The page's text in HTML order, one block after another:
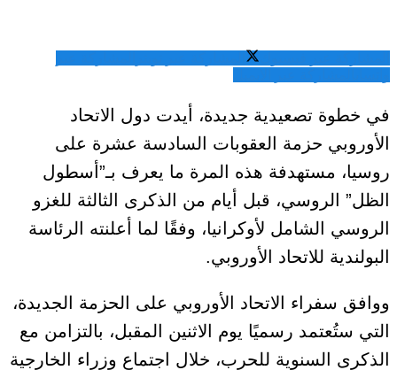
في خطوة تصعيدية جديدة، أيدت دول الاتحاد
الأوروبي حزمة العقوبات السادسة عشرة على
روسيا، مستهدفة هذه المرة ما يعرف بـ”أسطول
الظل” الروسي، قبل أيام من الذكرى الثالثة للغزو
الروسي الشامل لأوكرانيا، وفقًا لما أعلنته الرئاسة
البولندية للاتحاد الأوروبي.
ووافق سفراء الاتحاد الأوروبي على الحزمة الجديدة،
التي ستُعتمد رسميًا يوم الاثنين المقبل، بالتزامن مع
الذكرى السنوية للحرب، خلال اجتماع وزراء الخارجية